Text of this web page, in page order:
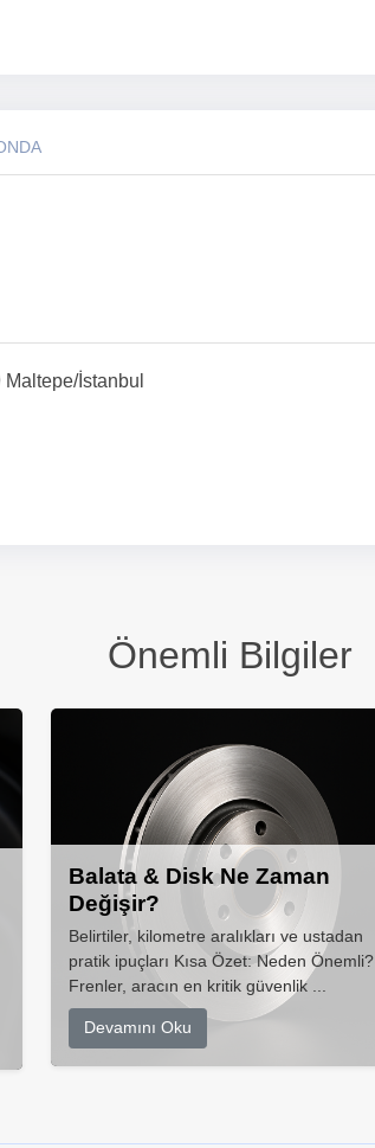
İstanbul
Önemli Bilgiler
Balata & Disk Ne Zaman
Değişir?
Belirtiler, kilometre aralıkları ve ustadan
pratik ipuçları Kısa Özet: Neden Önemli?
Frenler, aracın en kritik güvenlik ...
Devamını Oku